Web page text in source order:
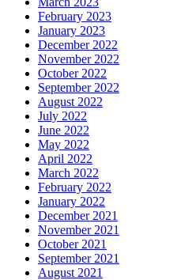
February 2023
January 2023
December 2022
November 2022
October 2022
September 2022
August 2022
July 2022
June 2022
May 2022
April 2022
March 2022
February 2022
January 2022
December 2021
November 2021
October 2021
September 2021
August 2021